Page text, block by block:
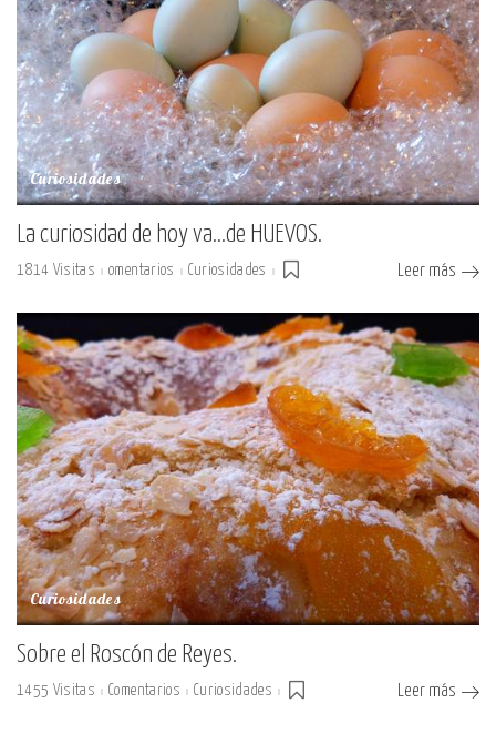
Curiosidades
La curiosidad de hoy va…de HUEVOS.
1814 Visitas omentarios Curiosidades Leer más
Curiosidades
Sobre el Roscón de Reyes.
1455 Visitas Comentarios Curiosidades Leer más